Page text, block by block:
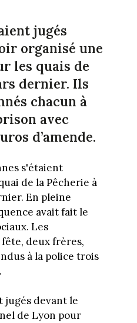
jugés
organisé une
les quais de
dernier. Ils
chacun à
avec
d’amende.
s'étaient
de la Pêcherie à
En pleine
avait fait le
Les
deux frères,
à la police trois
jugés devant le
de Lyon pour